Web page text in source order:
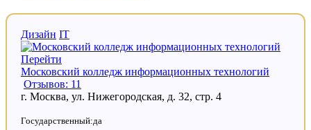
Дизайн IT
Перейти
Московский колледж информационных технологий
Отзывов: 11
г. Москва, ул. Нижегородская, д. 32, стр. 4
Государственный:да